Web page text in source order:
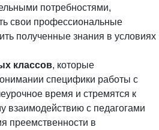
потребностями,
свои профессиональные
полученные знания в условиях
классов, которые
специфики работы с
время и стремятся к
взаимодействию с педагогами
преемственности в